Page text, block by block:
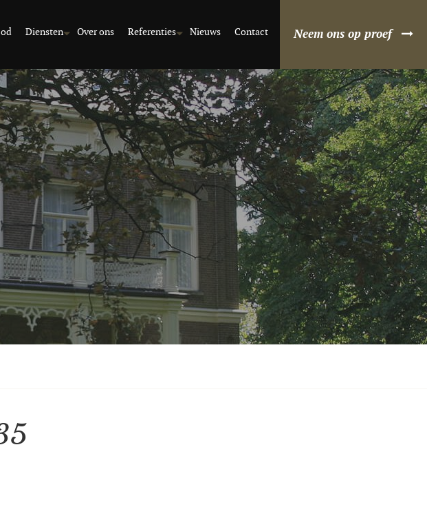
Diensten Over ons Referenties Nieuws Contact Neem ons op proef